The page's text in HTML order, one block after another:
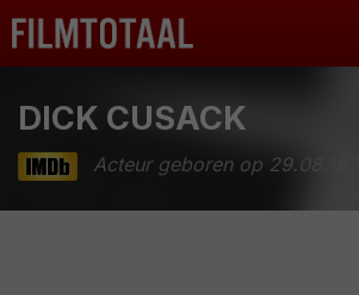
DICK CUSACK
Acteur geboren op 29.08.1925